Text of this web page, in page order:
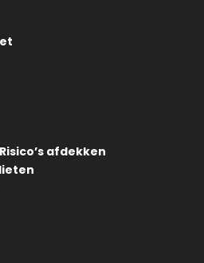
afdekken